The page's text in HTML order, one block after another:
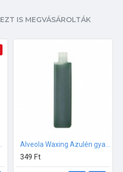
EZT IS MEGVÁSÁROLTÁK
349 Ft